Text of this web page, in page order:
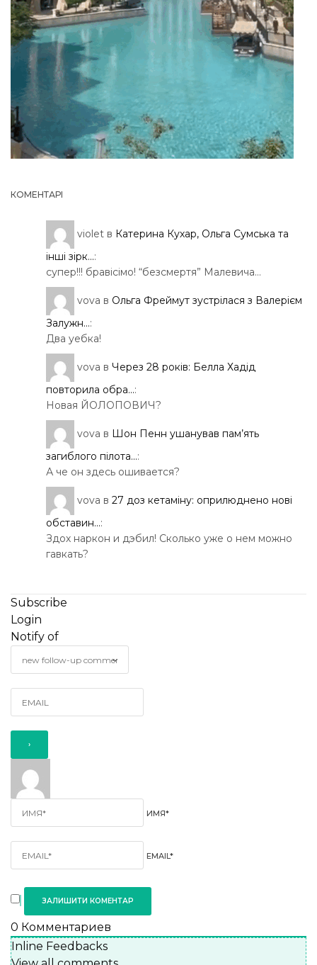
КОМЕНТАРІ
violet в Катерина Кухар, Ольга Сумська та
інші зірк...:
супер!!! бравісімо! “безсмертя” Малевича…
vova в Ольга Фреймут зустрілася з Валерієм
Залужн...:
Два уебка!
vova в Через 28 років: Белла Хадід
повторила обра...:
Новая ЙОЛОПОВИЧ?
vova в Шон Пенн ушанував пам’ять
загиблого пілота...:
А че он здесь ошивается?
vova в 27 доз кетаміну: оприлюднено нові
обставин...:
Здох наркон и дэбил! Сколько уже о нем можно
гавкать?
Subscribe
Login
Notify of
ИМЯ*
EMAIL*
0 Комментариев
Inline Feedbacks